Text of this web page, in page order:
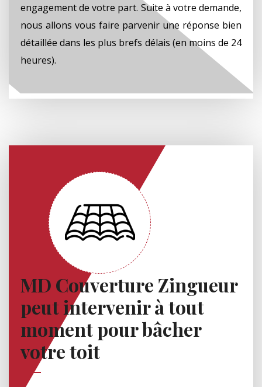
engagement de votre part. Suite à votre demande,
nous allons vous faire parvenir une réponse bien
détaillée dans les plus brefs délais (en moins de 24
heures).
MD Couverture Zingueur
peut intervenir à tout
moment pour bâcher
votre toit